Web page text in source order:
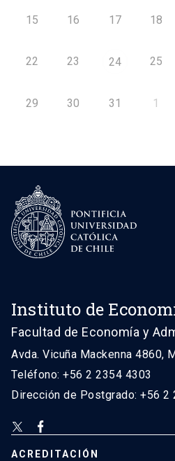
15 16 17 18
22 23 24 25
29 30 31 1
Instituto de
Facultad de Economía y
Avda. Vicuña Mackenna 4860,
Teléfono: +56 2 2354 4303
Dirección de Postgrado: +56 2
ACREDITACIÓN